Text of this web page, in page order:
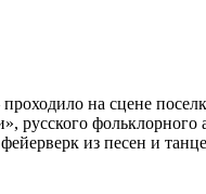
на сцене
русского
из песен и